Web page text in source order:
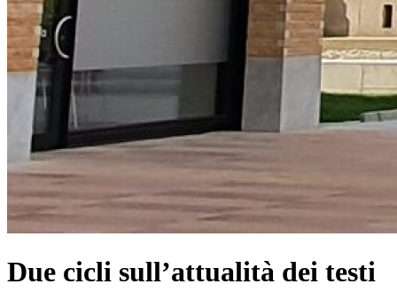
Due cicli sull’attualità dei testi